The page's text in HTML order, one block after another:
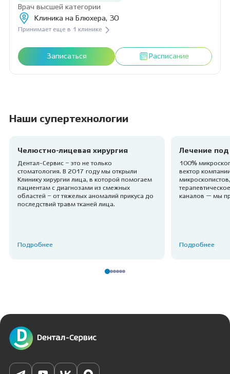
Врач высшей категории
Клиника на Блюхера, 30
Принимает еще в 1 клинике
Записаться Расписание
Наши супертехнологии
Челюстно-лицевая хирургия
Дентал-Сервис – это не только
стоматология. В 2017 году мы открыли
Клинику хирургии лица, в которой помогаем
пациентам с диагнозами из смежных
областей – от тяжелых аномалий прикуса до
последствий травм тканей лица.
Подробнее
Лечение
100%
вектор
каналов — мы
Подробнее